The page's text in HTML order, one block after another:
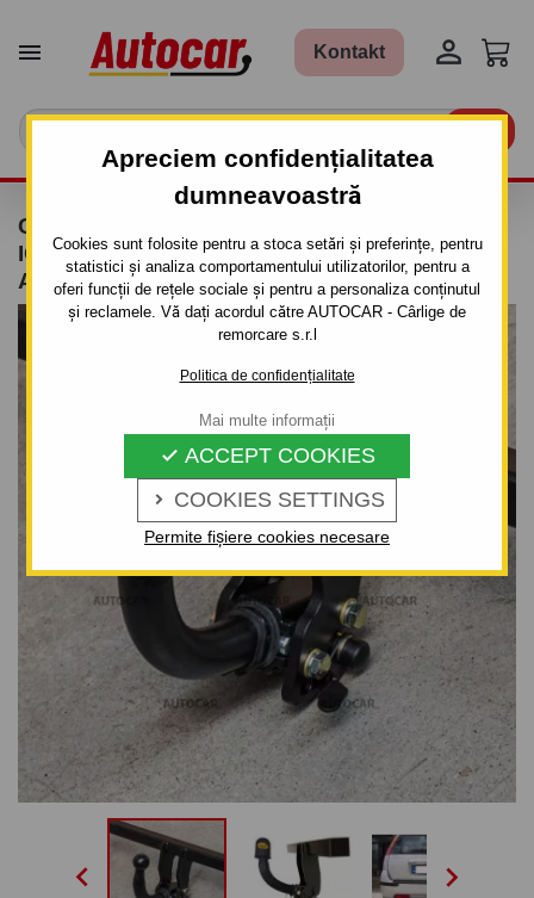
Apreciem confidențialitatea
dumneavoastră
Cookies sunt folosite pentru a stoca setări și preferințe, pentru
statistici și analiza comportamentului utilizatorilor, pentru a
oferi funcții de rețele sociale și pentru a personaliza conținutul
și reclamele. Vă dați acordul către AUTOCAR - Cârlige de
remorcare s.r.l
Politica de confidențialitate
 COOKIES SETTINGS
 ACCEPT COOKIES
Permite fișiere cookies necesare
Mai multe informații
 Kontakt 
CARLIG DE REMORCARE PENTRU SUZUKI
IGNIS - 3/5UŞI, (TSM) - SISTEM DEMONTABIL
AUTOMAT- DIN 2003/04
 